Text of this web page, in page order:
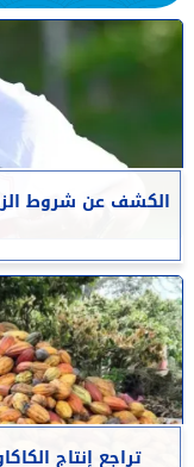
الكشف عن شروط
تراجع إنتاج